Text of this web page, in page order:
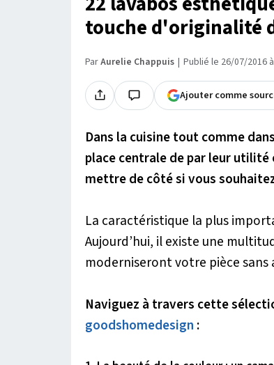
touche d'originalité
ParAurelie Chappuis Publié le 26/07/2016
Ajouter comme
Dans la cuisine tout comme
place centrale de par leur
mettre de côté si vous
La caractéristique la plus
Aujourd’hui, il existe une
moderniseront votre pièce
Naviguez à travers cette
goodshomedesign :